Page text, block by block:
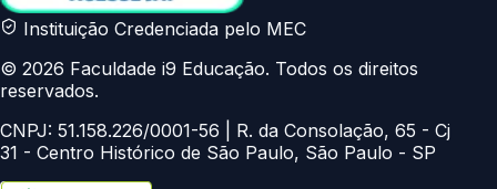
Instituição Credenciada pelo MEC
© 2026 Faculdade i9 Educação. Todos os direitos
reservados.
CNPJ: 51.158.226/0001-56 | R. da Consolação, 65 - Cj
31 - Centro Histórico de São Paulo, São Paulo - SP